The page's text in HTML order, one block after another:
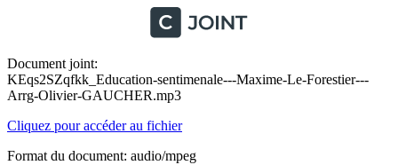
Document joint:
KEqs2SZqfkk_Education-sentimenale---Maxime-Le-Forestier---
Arrg-Olivier-GAUCHER.mp3
Cliquez pour accéder au fichier
Format du document: audio/mpeg